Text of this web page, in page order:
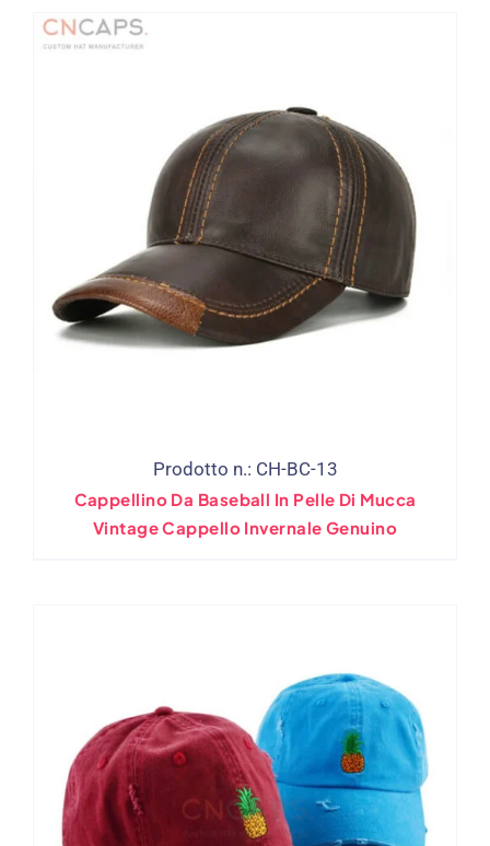
Prodotto n.: CH-BC-13
Cappellino Da Baseball In Pelle Di Mucca
Vintage Cappello Invernale Genuino